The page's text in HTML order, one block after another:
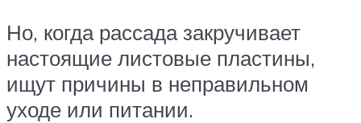
Но, когда рассада закручивает
настоящие листовые пластины,
ищут причины в неправильном
уходе или питании.